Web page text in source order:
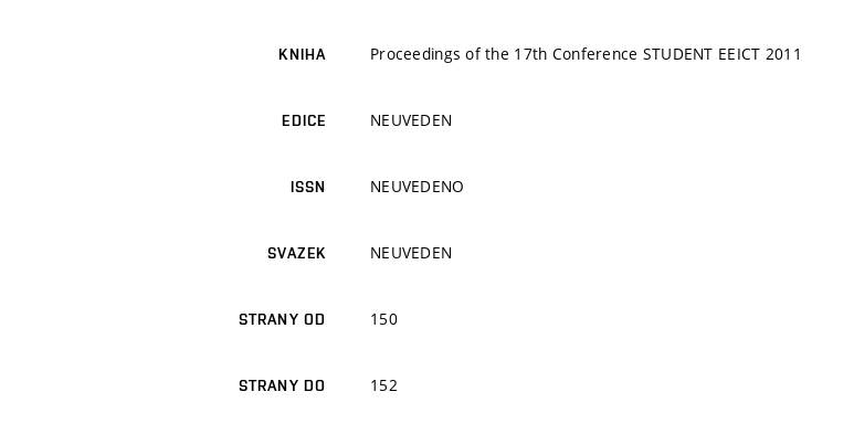
KNIHA Proceedings of the 17th Conference STUDENT EEICT 2011
EDICE NEUVEDEN
ISSN NEUVEDENO
SVAZEK NEUVEDEN
STRANY OD 150
STRANY DO 152